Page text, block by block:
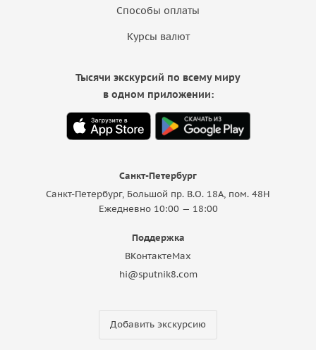
Способы оплаты
Курсы валют
Санкт-Петербург
Санкт-Петербург, Большой пр. В.О. 18A, пом. 48Н
Ежедневно 10:00 — 18:00
Поддержка
ВКонтактеMax
hi@sputnik8.com
Добавить экскурсию
Тысячи экскурсий по всему миру
в одном приложении: